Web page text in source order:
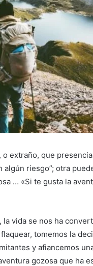
extraño, que
riesgo”; otra
… «Si te gusta la
vida se nos ha
tomemos la
y afiancemos
gozosa que ha